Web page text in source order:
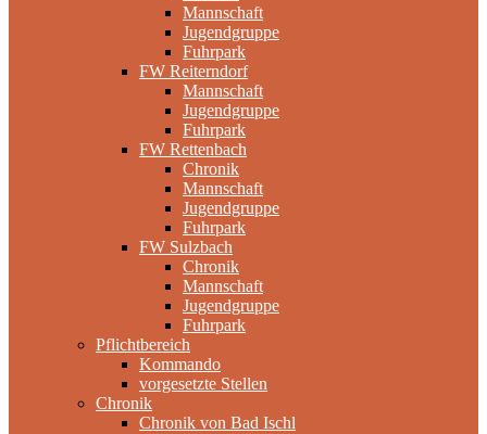
Mannschaft
Jugendgruppe
Fuhrpark
FW Reiterndorf
Mannschaft
Jugendgruppe
Fuhrpark
FW Rettenbach
Chronik
Mannschaft
Jugendgruppe
Fuhrpark
FW Sulzbach
Chronik
Mannschaft
Jugendgruppe
Fuhrpark
Pflichtbereich
Kommando
vorgesetzte Stellen
Chronik
Chronik von Bad Ischl